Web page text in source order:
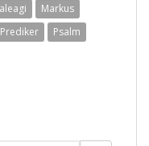
Markus
Prediker
Psalm